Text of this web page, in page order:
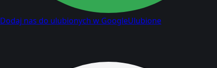
Dodaj nas do ulubionych w GoogleUlubione